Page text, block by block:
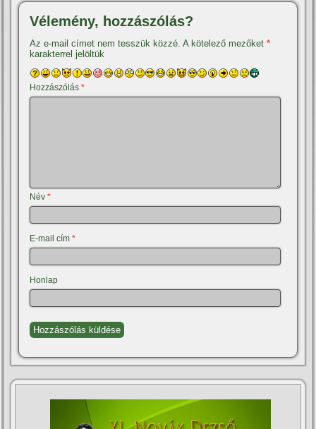
Vélemény, hozzászólás?
Az e-mail címet nem tesszük közzé. A kötelező mezőket*
karakterrel jelöltük
Hozzászólás*
Név*
E-mail cím*
Honlap